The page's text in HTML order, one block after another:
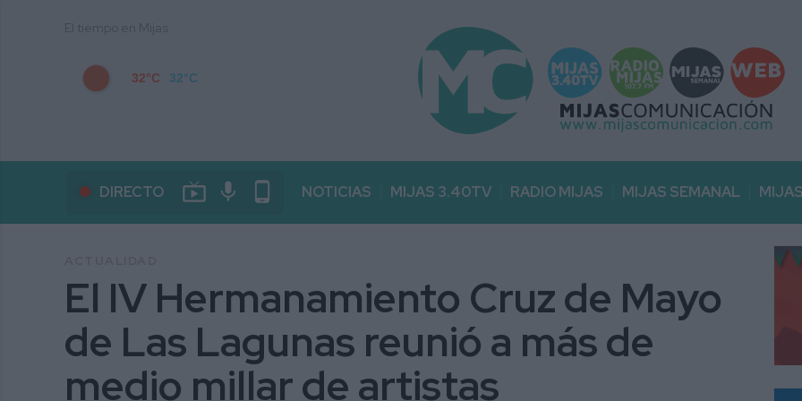
32°C 32°C
DIRECTO live_tv mic phone_android NOTICIAS MIJAS 3.40TV RADIO MIJAS MIJAS SEMANAL
El IV Hermanamiento Cruz de Mayo
de Las Lagunas reunió a más de
medio millar de artistas